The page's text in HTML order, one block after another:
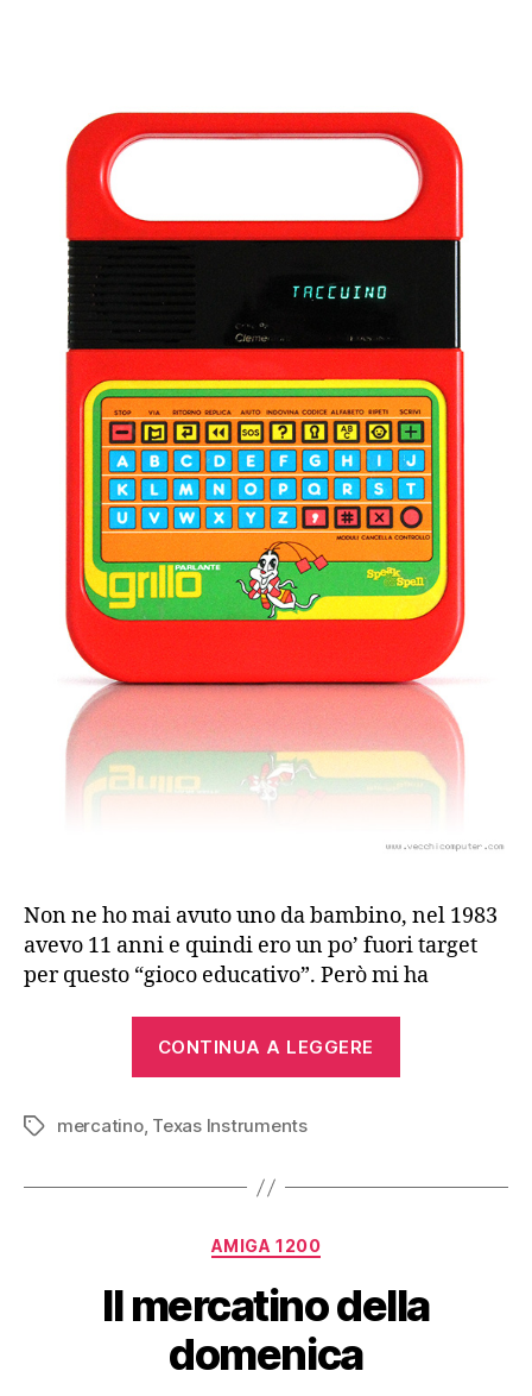
Non ne ho mai avuto uno da bambino, nel 1983
avevo 11 anni e quindi ero un po’ fuori target
per questo “gioco educativo”. Però mi ha
CONTINUA A LEGGERE
Tag mercatino, Texas Instruments
Categorie
AMIGA 1200
Il mercatino della
domenica